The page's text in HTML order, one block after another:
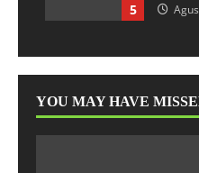
5
YOU MAY HAVE